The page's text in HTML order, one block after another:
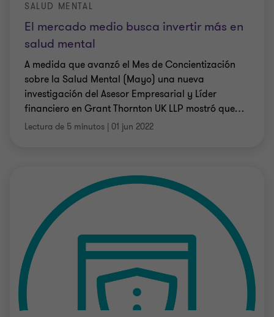
El mercado medio busca invertir más en
salud mental
SALUD MENTAL
A medida que avanzó el Mes de Concientización
sobre la Salud Mental (Mayo) una nueva
investigación del Asesor Empresarial y Líder
financiero en Grant Thornton UK LLP mostró que…
Lectura de 5 minutos | 01 jun 2022